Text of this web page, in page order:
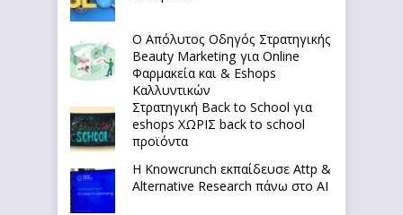
Ο Απόλυτoς Οδηγός Στρατηγικής
Beauty Marketing για Online
Φαρμακεία και & Eshops
Καλλυντικών
Στρατηγική Back to School για
eshops ΧΩΡΙΣ back to school
προϊόντα
Η Knowcrunch εκπαίδευσε Attp &
Alternative Research πάνω στο ΑΙ